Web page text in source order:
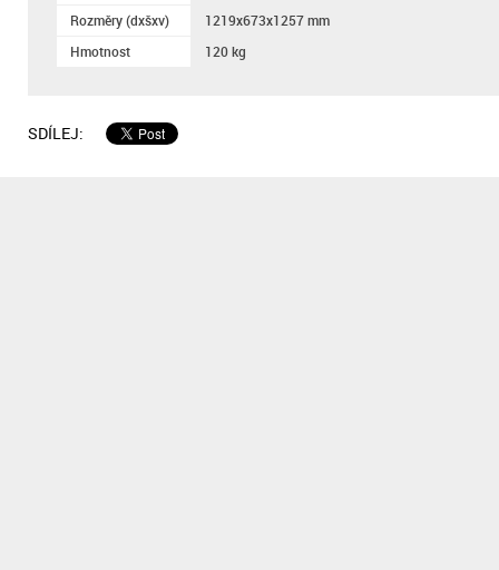
Rozměry (dxšxv)
1219x673x1257 mm
Hmotnost
120 kg
SDÍLEJ: